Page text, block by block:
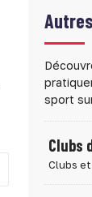
sport
Clubs
Clubs